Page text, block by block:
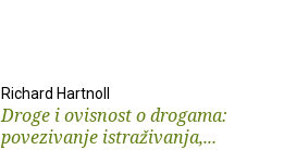
Richard Hartnoll
Droge i ovisnost o drogama:
povezivanje istraživanja,...